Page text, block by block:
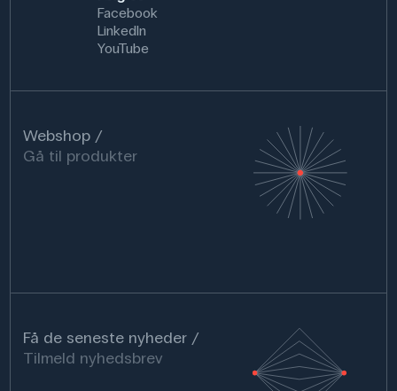
Facebook
LinkedIn
YouTube
Webshop
Gå til produkter
Få de seneste nyheder
Tilmeld nyhedsbrev